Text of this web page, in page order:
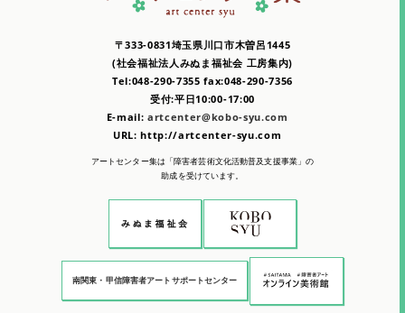
〒333-0831埼玉県川口市木曽呂1445
(社会福祉法人みぬま福祉会 工房集内)
Tel:048-290-7355 fax:048-290-7356
受付:平日10:00-17:00
E-mail: artcenter@kobo-syu.com
URL: http://artcenter-syu.com
アートセンター集は「障害者芸術文化活動普及支援事業」の
助成を受けています。
南関東・甲信障害者アートサポートセンター